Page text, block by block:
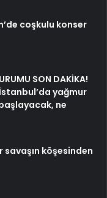
coşkulu konser
SON DAKİKA!
yağmur
ne
savaşın köşesinden